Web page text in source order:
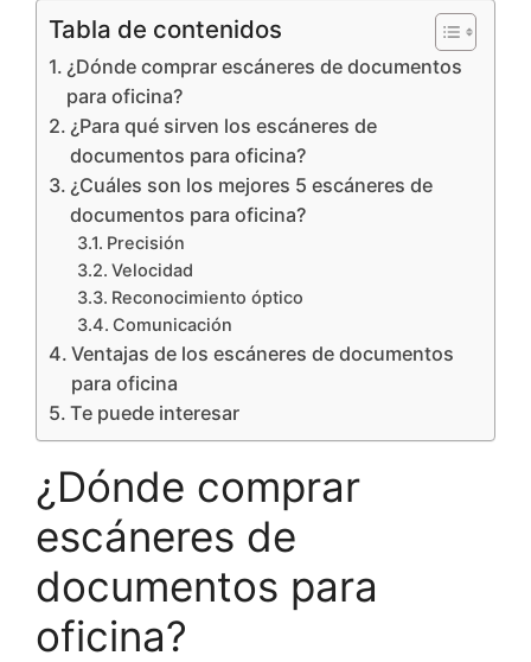
Tabla de contenidos
¿Dónde comprar escáneres de documentos
para oficina?
¿Para qué sirven los escáneres de
documentos para oficina?
¿Cuáles son los mejores 5 escáneres de
documentos para oficina?
Precisión
Velocidad
Reconocimiento óptico
Comunicación
Ventajas de los escáneres de documentos
para oficina
Te puede interesar
¿Dónde comprar
escáneres de
documentos para
oficina?